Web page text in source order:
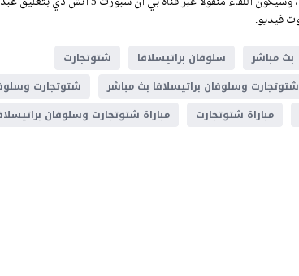
بث مباشر سلوفان براتيسلافا
شتوتجارت
شتوتجارت وسلوفان براتيسلافا بث مباشر
شتوتجارت
مباراة شتوتجارت مباراة شتوتجارت وسلوفان